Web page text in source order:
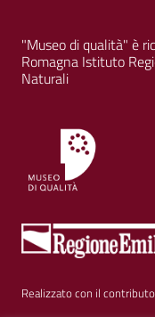
"Museo di qualità" è
Romagna Istituto
Naturali
Realizzato con il